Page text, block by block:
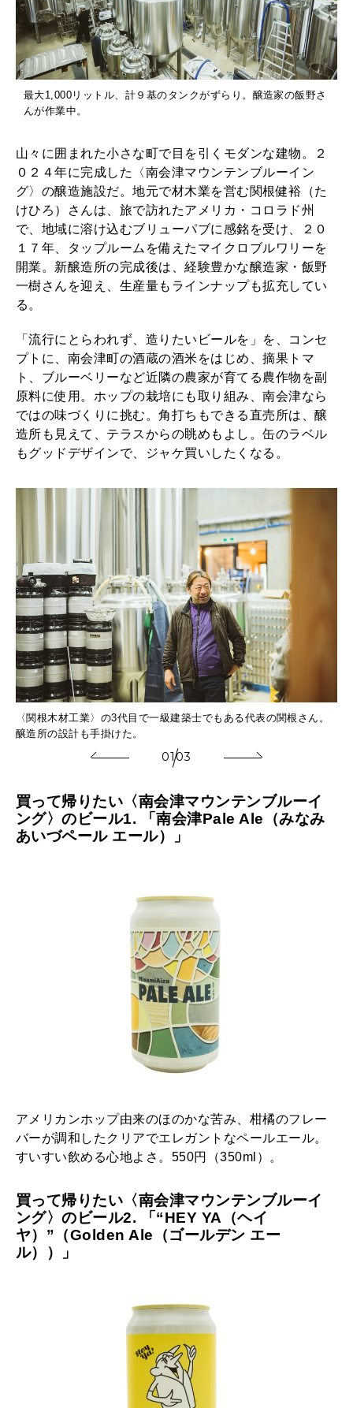
最大1,000リットル、計９基のタンクがずらり。醸造家の飯野さ
んが作業中。
山々に囲まれた小さな町で目を引くモダンな建物。２
０２４年に完成した〈南会津マウンテンブルーイン
グ〉の醸造施設だ。地元で材木業を営む関根健裕（た
けひろ）さんは、旅で訪れたアメリカ・コロラド州
で、地域に溶け込むブリューパブに感銘を受け、２０
１７年、タップルームを備えたマイクロブルワリーを
開業。新醸造所の完成後は、経験豊かな醸造家・飯野
一樹さんを迎え、生産量もラインナップも拡充してい
る。
「流行にとらわれず、造りたいビールを」を、コンセ
プトに、南会津町の酒蔵の酒米をはじめ、摘果トマ
ト、ブルーベリーなど近隣の農家が育てる農作物を副
原料に使用。ホップの栽培にも取り組み、南会津なら
ではの味づくりに挑む。角打ちもできる直売所は、醸
造所も見えて、テラスからの眺めもよし。缶のラベル
もグッドデザインで、ジャケ買いしたくなる。
〈関根木材工業〉の3代目で一級建築士でもある代表の関根さん。
醸造所の設計も手掛けた。
0103
買って帰りたい〈南会津マウンテンブルーイ
ング〉のビール1. 「南会津Pale Ale（みなみ
あいづペール エール）」
アメリカンホップ由来のほのかな苦み、柑橘のフレー
バーが調和したクリアでエレガントなペールエール。
すいすい飲める心地よさ。550円（350ml）。
買って帰りたい〈南会津マウンテンブルーイ
ング〉のビール2. 「“HEY YA（ヘイ
ヤ）”（Golden Ale（ゴールデン エー
ル））」